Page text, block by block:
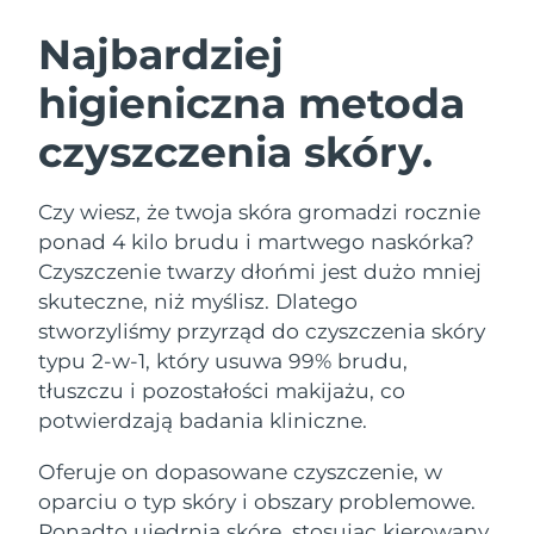
Najbardziej
higieniczna metoda
czyszczenia skóry.
Czy wiesz, że twoja skóra gromadzi rocznie
ponad 4 kilo brudu i martwego naskórka?
Czyszczenie twarzy dłońmi jest dużo mniej
skuteczne, niż myślisz. Dlatego
stworzyliśmy przyrząd do czyszczenia skóry
typu 2-w-1, który usuwa 99% brudu,
tłuszczu i pozostałości makijażu, co
potwierdzają badania kliniczne.
Oferuje on dopasowane czyszczenie, w
oparciu o typ skóry i obszary problemowe.
URODY
Oczyszczanie twarzy
LUNA™ 4 zestaw
Anti-aging massage
LUNA™ 4 Plus
Massage, LED heating
For men, anti-aging massage
Lifting twarzy
BEAR™ 2 zestaw
Microcurrent toning
BEAR™ 2 go
Microcurrent toning on-the-go
Microcurrent line smoothing device
Nawilżenie
UFO™ 3 zestaw
Deep facial hydration
UFO™ 3 LED
Near-infrared and red light therapy
device
Pielęgnacja jamy
ustnej
issa™ 4
Hybrid silicone sonic toothbrush
issa™ 4 plus
Smart hybrid silicone sonic toothbrush
FAQ™ ZABIEG ANTI-AGING
Anti-aging Zabiegi LED
Australia
Oczekiwany czas dostawy
8/12/26
Austria
Oczekiwany czas dostawy
Bahrajn
Oczekiwany czas dostawy
8/10/26
Belgia
Oczekiwany czas dostawy
8/9/26
Bermudy
Oczekiwany czas dostawy
Hercegowina
8/12/26
Oczekiwany czas dostawy